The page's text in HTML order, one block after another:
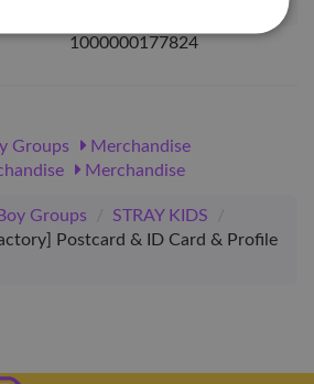
1000000177824
Groups
Merchandise
Merchandise
Boy Groups / STRAY KIDS
/
Postcard & ID Card & Profile